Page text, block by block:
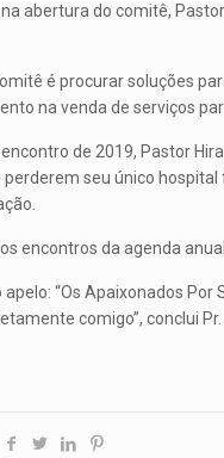
abertura do comitê,
é procurar soluções
na venda de serviços
de 2019, Pastor
seu único
encontros da agenda
apelo: “Os Apaixonados
comigo”, conclui Pr.